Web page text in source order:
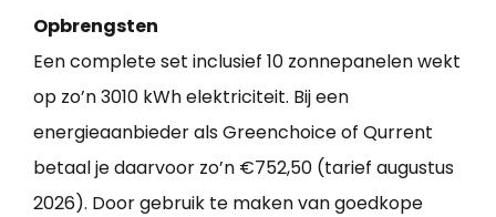
Opbrengsten
Een complete set inclusief 10 zonnepanelen wekt
op zo’n 3010 kWh elektriciteit. Bij een
energieaanbieder als Greenchoice of Qurrent
betaal je daarvoor zo’n €752,50 (tarief augustus
2026). Door gebruik te maken van goedkope